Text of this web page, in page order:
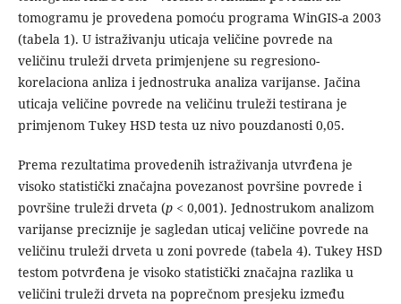
tomogramu je provedena pomoću programa WinGIS-a 2003
(tabela 1). U istraživanju uticaja veličine povrede na
veličinu truleži drveta primjenjene su regresiono-
korelaciona anliza i jednostruka analiza varijanse. Jačina
uticaja veličine povrede na veličinu truleži testirana je
primjenom Tukey HSD testa uz nivo pouzdanosti 0,05.
Prema rezultatima provedenih istraživanja utvrđena je
visoko statistički značajna povezanost površine povrede i
površine truleži drveta (p< 0,001). Jednostrukom analizom
varijanse preciznije je sagledan uticaj veličine povrede na
veličinu truleži drveta u zoni povrede (tabela 4). Tukey HSD
testom potvrđena je visoko statistički značajna razlika u
veličini truleži drveta na poprečnom presjeku između